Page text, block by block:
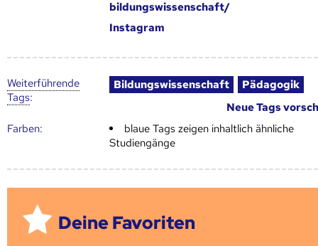
bildungswissenschaft/
Instagram
Weiter­führende
Tags:
Bildungswissenschaft
Pädagogik
Neue Tags
Farben:
blaue Tags zeigen inhaltlich ähnliche
Studiengänge
Deine Favoriten